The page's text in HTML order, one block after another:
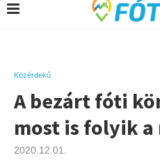
Közérdekű
A bezárt fóti
most is folyik a
2020.12.01.